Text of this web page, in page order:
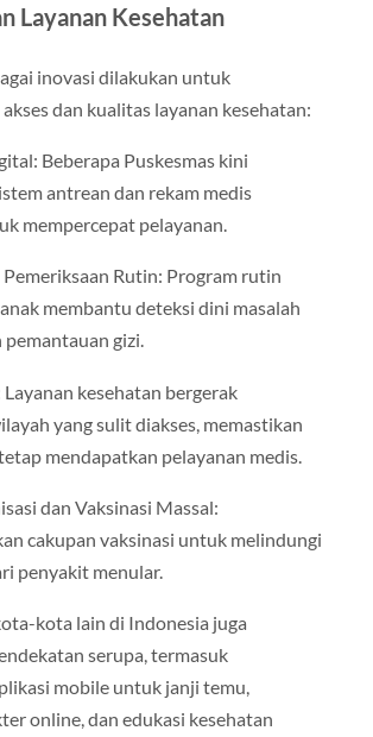
Layanan Kesehatan
inovasi dilakukan untuk
dan kualitas layanan kesehatan:
Beberapa Puskesmas kini
antrean dan rekam medis
mempercepat pelayanan.
Rutin: Program rutin
membantu deteksi dini masalah
pemantauan gizi.
kesehatan bergerak
yang sulit diakses, memastikan
mendapatkan pelayanan medis.
dan Vaksinasi Massal:
cakupan vaksinasi untuk melindungi
penyakit menular.
kota lain di Indonesia juga
serupa, termasuk
mobile untuk janji temu,
online, dan edukasi kesehatan